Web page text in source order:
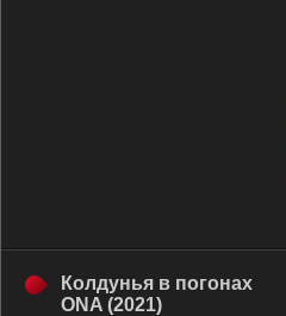
Колдунья в погонах
ONA (2021)